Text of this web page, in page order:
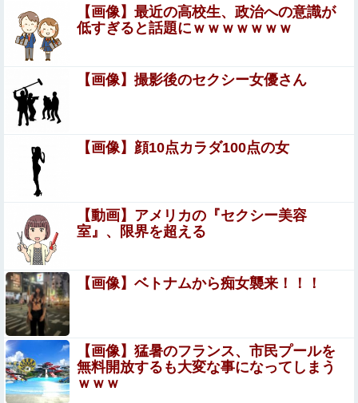
に通う雲南省の山地の子供たち 通学時間 3時間
→30分に短縮
【朗報】シャウエッセン公式、こういうのでいいんだよ丼
を作る
【画像】卓球の橋本帆乃香さん、胸がデカすぎる ※乳揺
れGIFあり
【祝砲】大人気ウマ娘声優、一般男性と結婚するｗｗｗｗ
ｗｗｗ
【事件】警察官発砲、「命中後に自傷行為して死亡」が無
かったことにされる
【ガチ映像】 大学のヌードデッサンの授業で高額モデルに
依頼したら○○○が凄すぎた動画、お前らの想像の20倍は凄
い
【超絶悲報】婚活女子さん、残酷な現実に気付いてしまっ
た結果…
もうネット恋愛にも疲れた……ブスって自覚あるからまと
もに告白されたりすることなんて一度もない
【画像】最近の高校生、政治への意識が
低すぎると話題にｗｗｗｗｗｗｗ
【画像】撮影後のセクシー女優さん
【画像】顔10点カラダ100点の女
【動画】アメリカの『セクシー美容
室』、限界を超える
【画像】ベトナムから痴女襲来！！！
【画像】猛暑のフランス、市民プールを
無料開放するも大変な事になってしまう
ｗｗｗ